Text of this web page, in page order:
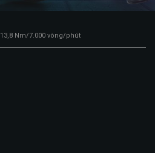
13,8 Nm/7.000 vòng/phút